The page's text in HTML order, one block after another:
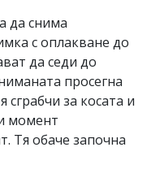
да снима
с оплакване до
да седи до
просегна
за косата и
момент
Тя обаче започна